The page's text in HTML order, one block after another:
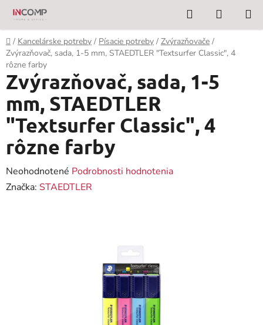
Prejsť
obsah
Hľadať
KOŠÍK
Domov
/ Kancelárske potreby / Písacie potreby / Zvýrazňovače /
Zvýrazňovač, sada, 1-5 mm, STAEDTLER "Textsurfer Classic", 4
rôzne farby
Zvýrazňovač, sada, 1-5
mm, STAEDTLER
"Textsurfer Classic", 4
rôzne farby
Priemerné
hodnotenie
Neohodnotené Podrobnosti hodnotenia
Značka: STAEDTLER